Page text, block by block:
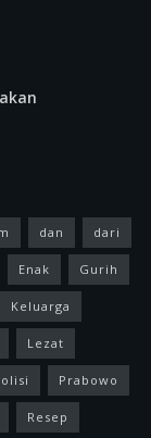
dan dari
Enak Gurih
Keluarga
Lezat
Prabowo
Resep